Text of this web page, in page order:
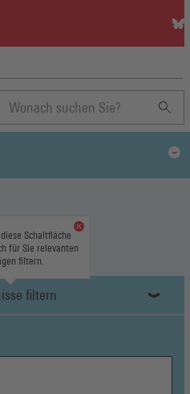
HSI
auf
in
filtern
Schaltfläche
für Sie relevanten
filtern.